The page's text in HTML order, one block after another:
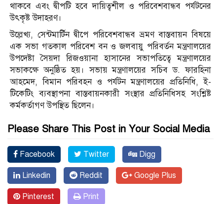
থাকবে এবং দ্বীপটি হবে দায়িত্বশীল ও পরিবেশবান্ধব পর্যটনের
উৎকৃষ্ট উদাহরণ।
উল্লেখ্য, সেন্টমার্টিন দ্বীপে পরিবেশবান্ধব ভ্রমণ বাস্তবায়ন বিষয়ে
এক সভা গতকাল পরিবেশ বন ও জলবায়ু পরিবর্তন মন্ত্রণালয়ের
উপদেষ্টা সৈয়দা রিজওয়ানা হাসানের সভাপতিত্বে মন্ত্রণালয়ের
সভাকক্ষে অনুষ্ঠিত হয়। সভায় মন্ত্রণালয়ের সচিব ড. ফারহিনা
আহমেদ, বিমান পরিবহন ও পর্যটন মন্ত্রণালয়ের প্রতিনিধি, ই-
টিকেটিং ব্যবস্থাপনা বাস্তবায়নকারী সংস্থার প্রতিনিধিসহ সংশ্লিষ্ট
কর্মকর্তাগণ উপস্থিত ছিলেন।
Please Share This Post in Your Social Media
Facebook Twitter Digg
Linkedin Reddit Google Plus
Pinterest Print